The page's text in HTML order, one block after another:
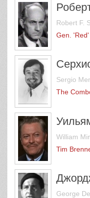
Robert F.
Gen.
Sergio
The
William
Tim
George